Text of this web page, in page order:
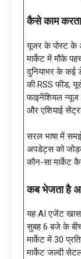
कैसे काम
यूजर के पोस्ट के
मार्केट में मौके
दुनियाभर के कई
की RSS फीड,
फाइनेंशियल न्यूज
और एशियाई
सरल भाषा में
अपडेट्स को
कौन-सा मार्केट
कब भेजता है
यह AI एजेंट खास
सुबह 6 बजे के
मार्केट में 30
मार्केट जल्दी